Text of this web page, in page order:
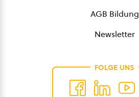
AGB Bildung
Newsletter
FOLGE UNS